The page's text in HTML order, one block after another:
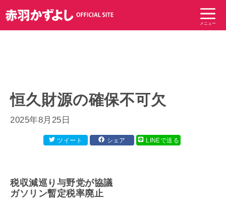
ン
テ
メニュー
恒久財源の確保不可欠
2025年8月25日
ツイート シェア LINEで送る
税収減巡り与野党が協議
ガソリン暫定税率廃止